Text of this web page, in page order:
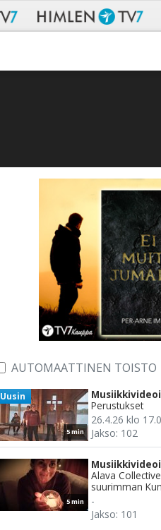
AUTOMAATTINEN TOISTO
5 min
Uusin
Perustukset
26.4.26 klo
Jakso: 102
5 min
Alava
suurimman
-
Jakso: 101